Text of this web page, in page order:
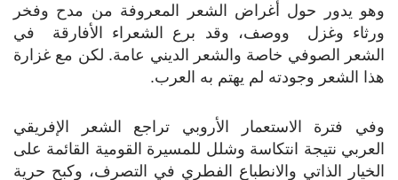
وهو يدور حول أغراض الشعر المعروفة من مدح وفخر
ورثاء وغزل ووصف، وقد برع الشعراء الأفارقة في
الشعر الصوفي خاصة والشعر الديني عامة. لكن مع غزارة
هذا الشعر وجودته لم يهتم به العرب.
وفي فترة الاستعمار الأروبي تراجع الشعر الإفريقي
العربي نتيجة انتكاسة وشلل للمسيرة القومية القائمة على
الخيار الذاتي والانطباع الفطري في التصرف، وكبح حرية